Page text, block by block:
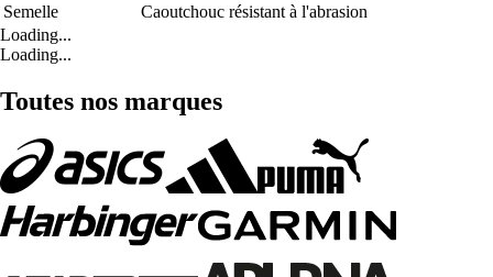
Semelle
Caoutchouc résistant à l'abrasion
Loading...
Loading...
Toutes nos marques